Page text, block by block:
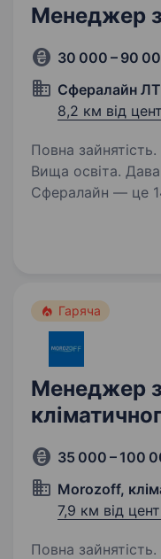
Менеджер
30 000 – 90
Сфералайн
8,2 км від
Повна
Вища освіта. Давай знайомитися
Сфералайн — це
площею 5700
Гаряча
Менеджер
35 000 – 100
Morozoff,
7,9 км від
Повна